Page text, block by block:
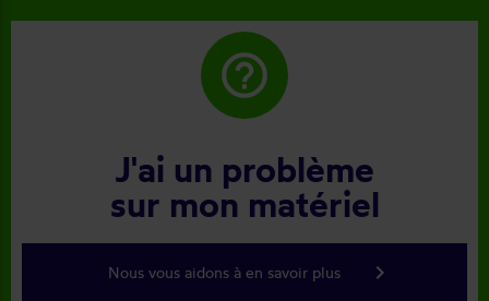
help_outline
J'ai un problème
sur mon matériel
Nous vous aidons à en savoir plus keyboard_arrow_right